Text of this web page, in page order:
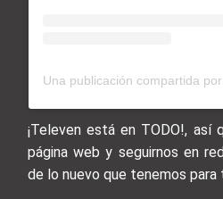
Una publicación compartida
¡Televen está en TODO!,
página web y seguirnos en
de lo nuevo que tenemos para